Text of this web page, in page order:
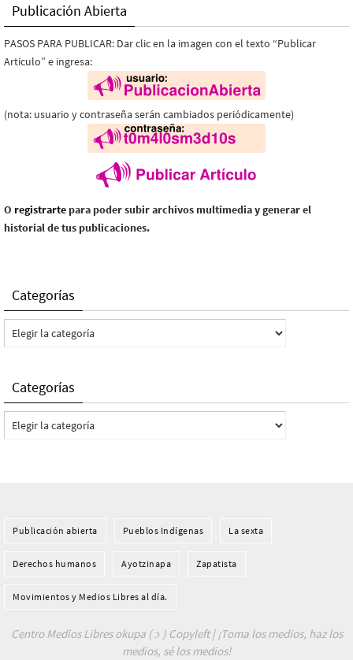
Publicación Abierta
PASOS PARA PUBLICAR: Dar clic en la imagen con el texto “Publicar
Artículo” e ingresa:
(nota: usuario y contraseña serán cambiados periódicamente)
O registrarte para poder subir archivos multimedia y generar el
historial de tus publicaciones.
Categorías
Categorías
Categorías
Categorías
Publicación abierta Pueblos Indí­genas La sexta
Derechos humanos Ayotzinapa Zapatista
Movimientos y Medios Libres al día.
Centro Medios Libres okupa ( ɔ ) Copyleft | ¡Toma los medios, haz los
medios, sé los medios!